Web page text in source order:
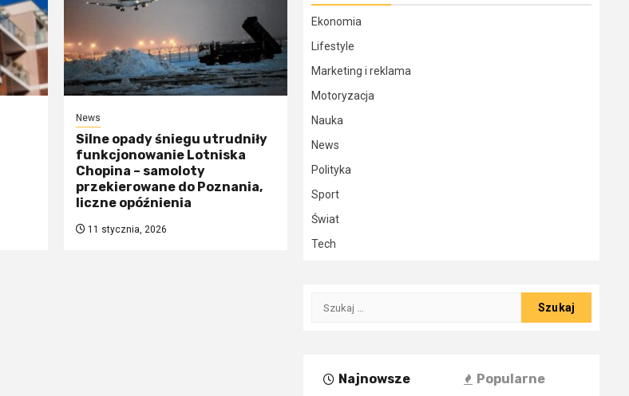
News
Silne opady śniegu utrudniły
funkcjonowanie Lotniska
Chopina – samoloty
przekierowane do Poznania,
liczne opóźnienia
11 stycznia, 2026
Ekonomia
Lifestyle
Marketing i reklama
Motoryzacja
Nauka
News
Polityka
Sport
Świat
Tech
Szukaj:
Najnowsze Popularne